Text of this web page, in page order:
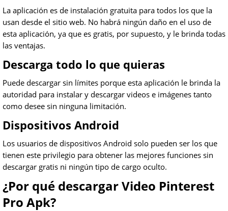
La aplicación es de instalación gratuita para todos los que la
usan desde el sitio web. No habrá ningún daño en el uso de
esta aplicación, ya que es gratis, por supuesto, y le brinda todas
las ventajas.
Descarga todo lo que quieras
Puede descargar sin límites porque esta aplicación le brinda la
autoridad para instalar y descargar videos e imágenes tanto
como desee sin ninguna limitación.
Dispositivos Android
Los usuarios de dispositivos Android solo pueden ser los que
tienen este privilegio para obtener las mejores funciones sin
descargar gratis ni ningún tipo de cargo oculto.
¿Por qué descargar Video Pinterest
Pro Apk?